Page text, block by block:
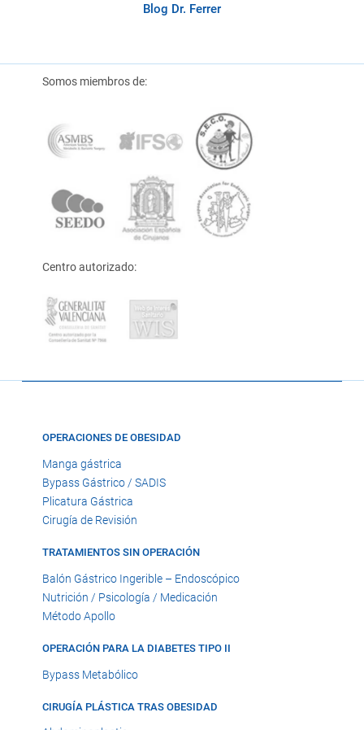
Blog Dr. Ferrer
Somos miembros de:
Centro autorizado:
OPERACIONES DE OBESIDAD
Manga gástrica
Bypass Gástrico / SADIS
Plicatura Gástrica
Cirugía de Revisión
TRATAMIENTOS SIN OPERACIÓN
Balón Gástrico Ingerible – Endoscópico
Nutrición / Psicología / Medicación
Método Apollo
OPERACIÓN PARA LA DIABETES TIPO II
Bypass Metabólico
CIRUGÍA PLÁSTICA TRAS OBESIDAD